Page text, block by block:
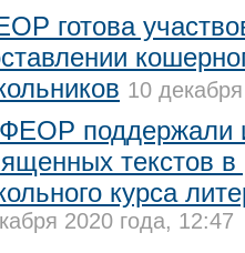
готова
10
поддержали
текстов в
курса
2020 года, 12:47